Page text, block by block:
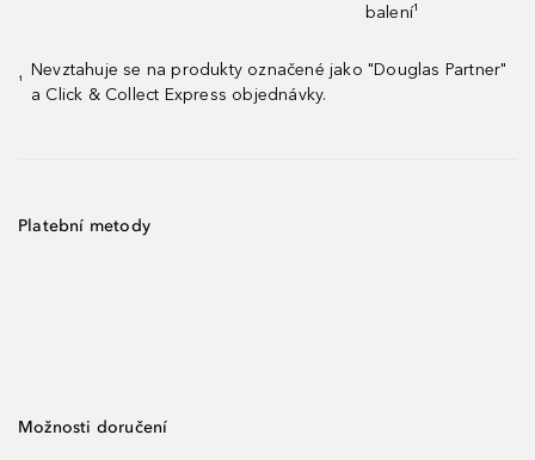
balení¹
¹
Nevztahuje se na produkty označené jako "Douglas Partner"
a Click & Collect Express objednávky.
Platební metody
Možnosti doručení